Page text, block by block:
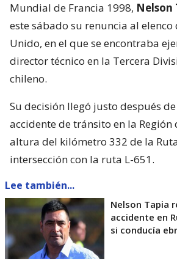
Mundial de Francia 1998, Nelson
este sábado su renuncia al
Unido, en el que se encontraba
director técnico en la Tercera
chileno.
Su decisión llegó justo después
accidente de tránsito en la Región
altura del kilómetro 332 de la
intersección con la ruta L-651.
Lee también...
Nelson Tapia
accidente en
si conducía